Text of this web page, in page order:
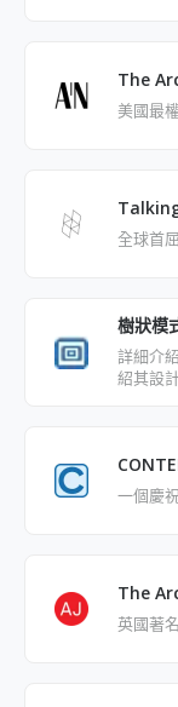
The
美國最
全球首
樹狀模
詳細介
紹其設
一個慶
The
英國著